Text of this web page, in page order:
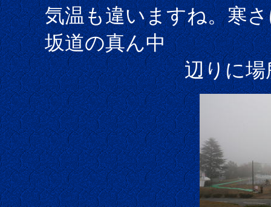
気温も違いますね。寒
坂道の真ん中
辺りに場所を